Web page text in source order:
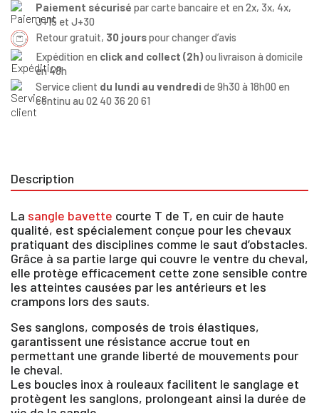
Paiement sécurisé par carte bancaire et en 2x, 3x, 4x,
J+15 et J+30
Retour gratuit, 30 jourspour changer d’avis
Expédition en click and collect (2h)ou livraison à domicile
en 48h
Service client du lundi au vendredi de 9h30 à 18h00 en
continu au 02 40 36 20 61
Description
La sangle bavette courte T de T, en cuir de haute
qualité, est spécialement conçue pour les chevaux
pratiquant des disciplines comme le saut d’obstacles.
Grâce à sa partie large qui couvre le ventre du cheval,
elle protège efficacement cette zone sensible contre
les atteintes causées par les antérieurs et les
crampons lors des sauts.
Ses sanglons, composés de trois élastiques,
garantissent une résistance accrue tout en
permettant une grande liberté de mouvements pour
le cheval.
Les boucles inox à rouleaux facilitent le sanglage et
protègent les sanglons, prolongeant ainsi la durée de